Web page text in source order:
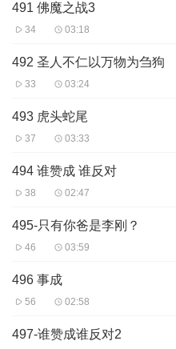
491 佛魔之战3
34 03:18
492 圣人不仁以万物为刍狗
33 03:24
493 虎头蛇尾
37 03:33
494 谁赞成 谁反对
38 02:47
495-只有你爸是李刚？
46 03:59
496 事成
56 02:58
497-谁赞成谁反对2